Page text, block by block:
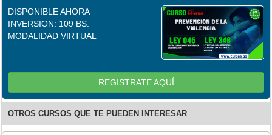
DISPONIBLE AHORA
INVERSION: 109 BS.
MODALIDAD VIRTUAL
REGISTRATE AQUÍ
OTROS CURSOS QUE TE PUEDEN INTERESAR